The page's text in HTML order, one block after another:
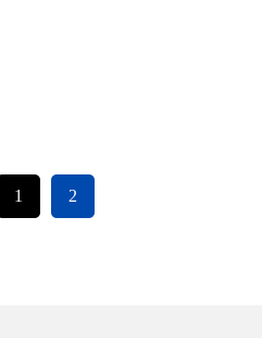
1 2